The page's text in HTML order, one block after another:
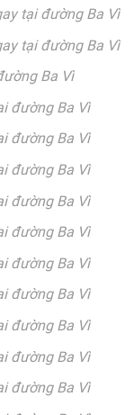
tại đường Ba Vì
tại đường Ba Vì
Ba Vì
đường Ba Vì
đường Ba Vì
đường Ba Vì
đường Ba Vì
đường Ba Vì
đường Ba Vì
đường Ba Vì
đường Ba Vì
đường Ba Vì
đường Ba Vì